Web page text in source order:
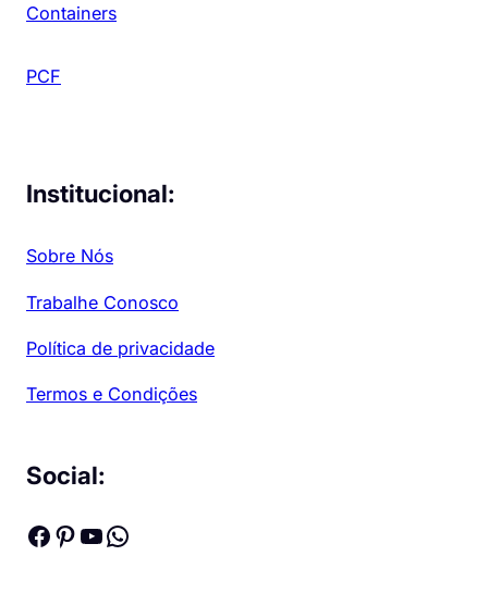
Containers
PCF
Institucional:
Sobre Nós
Trabalhe Conosco
Política de privacidade
Termos e Condições
Social:
Facebook Pinterest Youtube WhatsApp